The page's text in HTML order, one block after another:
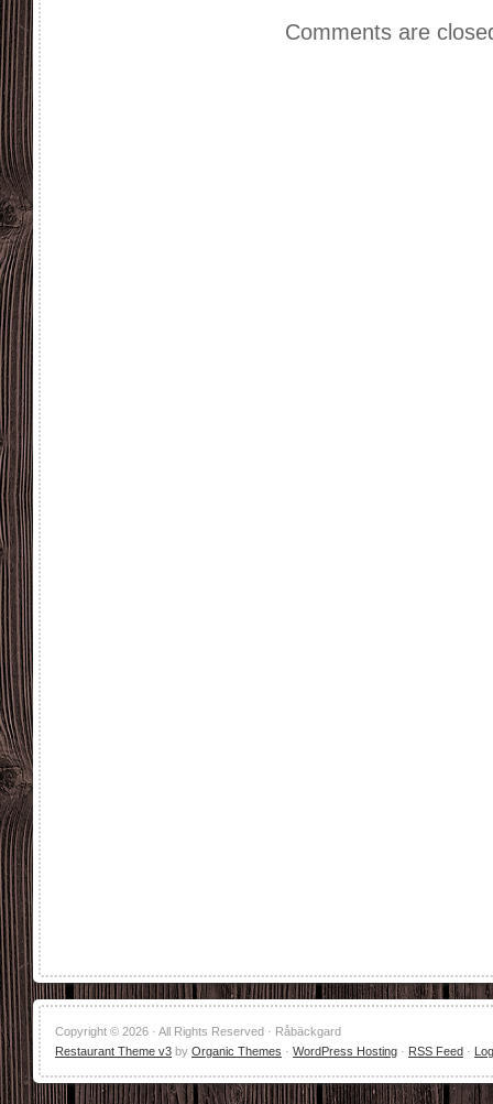
Comments are
Copyright © 2026 · All Rights Reserved · Råbäckgard
Restaurant Theme v3 by Organic Themes · WordPress Hosting · RSS Feed ·